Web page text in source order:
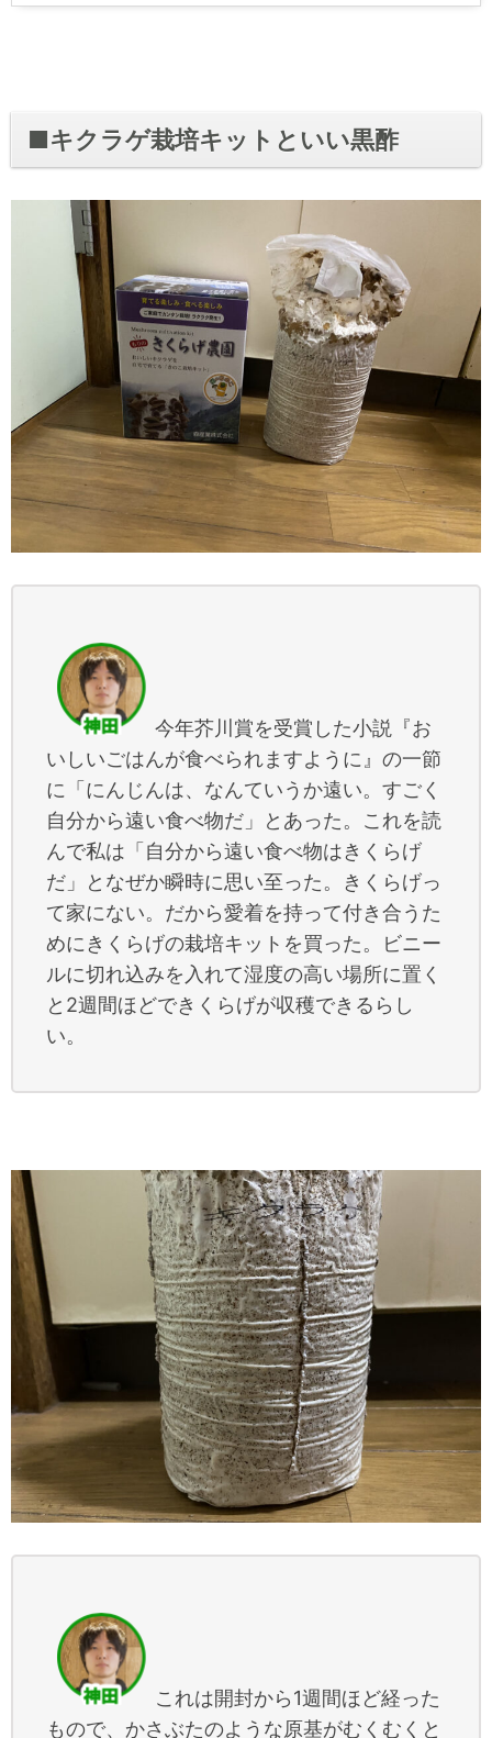
■キクラゲ栽培キットといい黒酢
今年芥川賞を受賞した小説『お
いしいごはんが食べられますように』の一節
に「にんじんは、なんていうか遠い。すごく
自分から遠い食べ物だ」とあった。これを読
んで私は「自分から遠い食べ物はきくらげ
だ」となぜか瞬時に思い至った。きくらげっ
て家にない。だから愛着を持って付き合うた
めにきくらげの栽培キットを買った。ビニー
ルに切れ込みを入れて湿度の高い場所に置く
と2週間ほどできくらげが収穫できるらし
い。
これは開封から1週間ほど経った
もので、かさぶたのような原基がむくむくと